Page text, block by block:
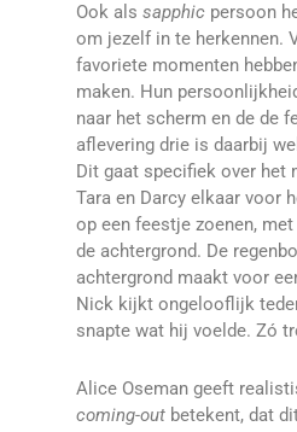
Ook als sapphic persoon
om jezelf in te herkennen.
favoriete momenten
maken. Hun
naar het scherm en de de
aflevering drie is daarbij
Dit gaat specifiek over het
Tara en Darcy elkaar voor
op een feestje zoenen, met
de achtergrond. De
achtergrond maakt voor
Nick kijkt ongelooflijk
snapte wat hij voelde. Zó
Alice Oseman geeft
coming-outbetekent, dat